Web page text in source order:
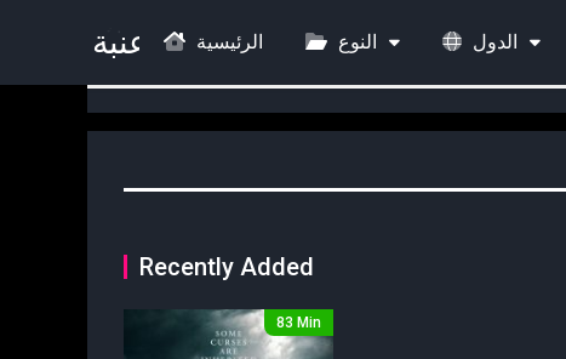
الرئيسية النوع الدول
Recently Added
83 Min